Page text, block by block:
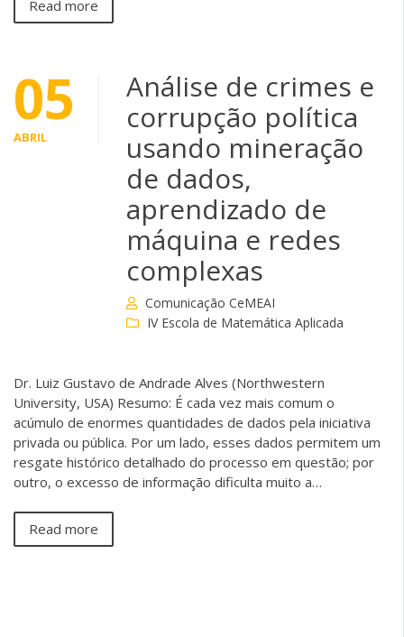
Read more
05
ABRIL
Análise de crimes e
corrupção política
usando mineração
de dados,
aprendizado de
máquina e redes
complexas
Comunicação CeMEAI
IV Escola de Matemática Aplicada
Dr. Luiz Gustavo de Andrade Alves (Northwestern
University, USA) Resumo: É cada vez mais comum o
acúmulo de enormes quantidades de dados pela iniciativa
privada ou pública. Por um lado, esses dados permitem um
resgate histórico detalhado do processo em questão; por
outro, o excesso de informação dificulta muito a…
Read more